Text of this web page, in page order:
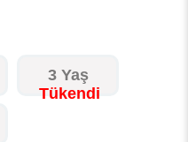
3 Yaş